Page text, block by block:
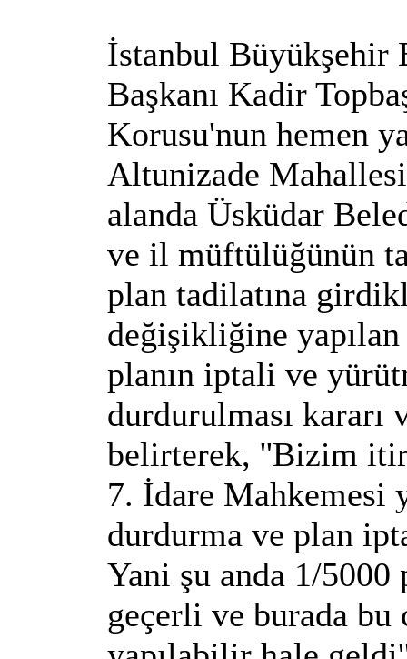
İstanbul Büyükşehir
Başkanı Kadir
Korusu'nun hemen
Altunizade
alanda Üsküdar
ve il müftülüğünün
plan tadilatına
değişikliğine
planın iptali ve
durdurulması
belirterek, ''Bizim
7. İdare Mahkemesi
durdurma ve plan
Yani şu anda 1/5000
geçerli ve burada bu